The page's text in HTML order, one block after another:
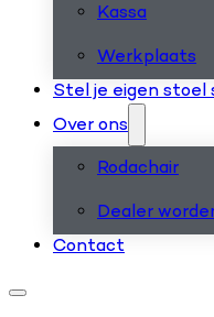
Kassa
Werkplaats
Stel je eigen stoel
Over ons
Rodachair
Dealer
Contact